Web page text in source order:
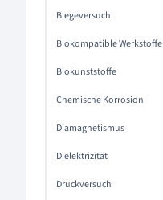
Biegeversuch
Biokompatible Werkstoffe
Biokunststoffe
Chemische Korrosion
Diamagnetismus
Dielektrizität
Druckversuch